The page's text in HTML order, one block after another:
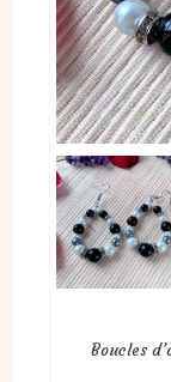
Boucles